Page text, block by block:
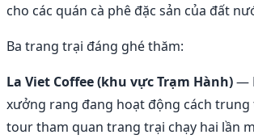
cho các quán cà phê đặc sản của đất
Ba trang trại đáng ghé thăm:
La Viet Coffee (khu vực Trạm Hành)—
xưởng rang đang hoạt động cách trung
tour tham quan trang trại chạy hai lần